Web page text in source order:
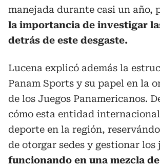
manejada durante casi un año,
la importancia de investigar
detrás de este desgaste.
Lucena explicó además la
Panam Sports y su papel en la
de los Juegos Panamericanos.
cómo esta entidad
deporte en la región,
de otorgar sedes y gestionar los
funcionando en una mezcla